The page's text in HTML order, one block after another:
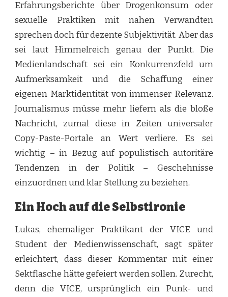
Erfahrungsberichte über Drogenkonsum oder
sexuelle Praktiken mit nahen Verwandten
sprechen doch für dezente Subjektivität. Aber das
sei laut Himmelreich genau der Punkt. Die
Medienlandschaft sei ein Konkurrenzfeld um
Aufmerksamkeit und die Schaffung einer
eigenen Marktidentität von immenser Relevanz.
Journalismus müsse mehr liefern als die bloße
Nachricht, zumal diese in Zeiten universaler
Copy-Paste-Portale an Wert verliere. Es sei
wichtig – in Bezug auf populistisch autoritäre
Tendenzen in der Politik – Geschehnisse
einzuordnen und klar Stellung zu beziehen.
Ein Hoch auf die Selbstironie
Lukas, ehemaliger Praktikant der VICE und
Student der Medienwissenschaft, sagt später
erleichtert, dass dieser Kommentar mit einer
Sektflasche hätte gefeiert werden sollen. Zurecht,
denn die VICE, ursprünglich ein Punk- und